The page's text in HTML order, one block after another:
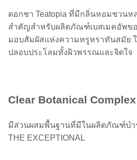
ดอกชา Teatopia ที่มีกลิ่นหอมชวนห
สำคัญสำหรับผลิตภัณฑ์เบสเมคอัพขอ
มอบสัมผัสแห่งความหรูหราทันสมัย
ปลอบประโลมทั้งผิวพรรณและจิตใจ
Clear Botanical Complex
มีส่วนผสมพื้นฐานที่มีในผลิตภัณฑ์บำ
THE EXCEPTIONAL